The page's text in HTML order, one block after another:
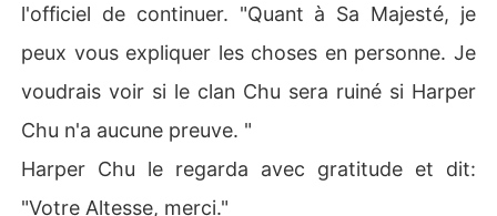
l'officiel de continuer. "Quant à Sa Majesté, je
peux vous expliquer les choses en personne. Je
voudrais voir si le clan Chu sera ruiné si Harper
Chu n'a aucune preuve. "
Harper Chu le regarda avec gratitude et dit:
"Votre Altesse, merci."